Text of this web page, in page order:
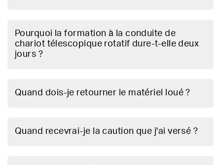
Pourquoi la formation à la conduite de
chariot télescopique rotatif dure-t-elle deux
jours ?
Quand dois-je retourner le matériel loué ?
Quand recevrai-je la caution que j'ai versé ?